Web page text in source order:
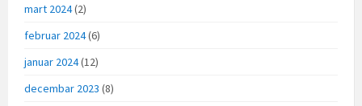
mart 2024(2)
februar 2024(6)
januar 2024(12)
decembar 2023 (8)